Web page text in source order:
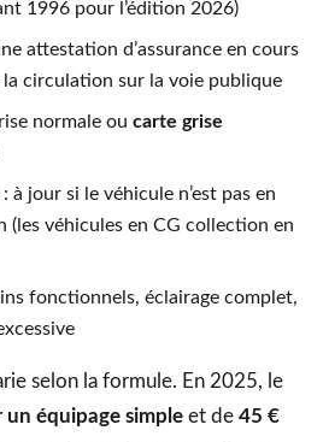
1996 pour l’édition 2026)
attestation d’assurance en cours
circulation sur la voie publique
normale ou carte grise
: à jour si le véhicule n’est pas en
(les véhicules en CG collection en
fonctionnels, éclairage complet,
selon la formule. En 2025, le
un équipage simple et de 45 €